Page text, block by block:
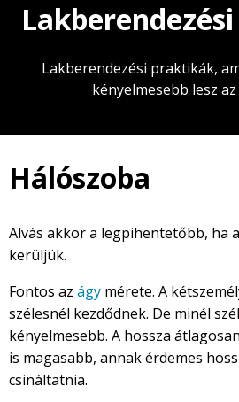
Lakberendezési praktikák,
kényelmesebb lesz
Hálószoba
Alvás akkor a legpihentetőbb, ha
kerüljük.
Fontos az ágy mérete. A
szélesnél kezdődnek. De minél
kényelmesebb. A hossza
is magasabb, annak érdemes
csináltatnia.